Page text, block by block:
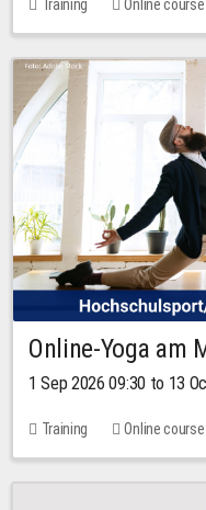
Training Online course
Online-Yoga am
1 Sep 2026 09:30 to 13
Training Online course